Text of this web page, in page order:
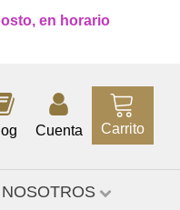
en horario
Cuenta Carrito